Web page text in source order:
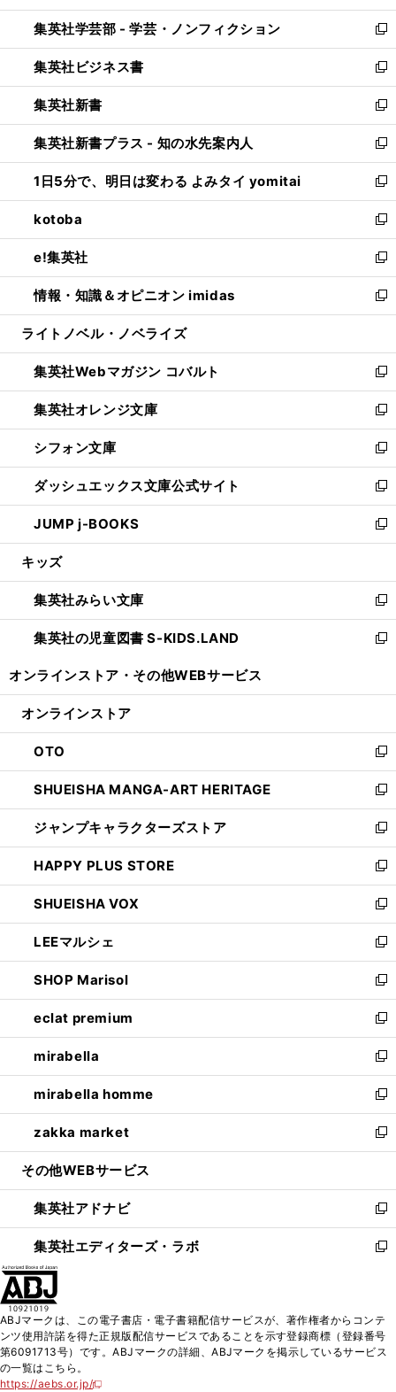
開
く
ウ
で
開
く
ン
ド
ウ
で
開
く
ウ
ィ
ン
ド
ウ
で
開
く
集英社学芸部 - 学芸・ノンフィクション
新
し
い
ウ
ィ
ン
ド
ウ
で
開
く
集英社ビジネス書
新
し
い
ウ
ィ
ン
ド
ウ
で
開
く
集英社新書
新
し
い
ウ
ィ
ン
ド
ウ
で
開
く
集英社新書プラス - 知の水先案内人
新
し
い
ウ
ィ
ン
ド
ウ
で
開
1日5分で、明日は変わる よみタイ yomitai
新
し
い
ウ
ィ
ン
ド
ウ
開
く
kotoba
新
し
い
ウ
ィ
ン
ウ
で
開
く
e!集英社
新
し
い
ウ
ン
ド
ウ
で
開
く
情報・知識＆オピニオン imidas
新
し
ウ
ィ
ン
ド
ウ
で
開
く
ライトノベル・ノベライズ
集英社Webマガジン コバルト
新
し
い
ウ
ィ
ン
ド
ウ
で
開
集英社オレンジ文庫
新
し
い
ウ
ィ
ン
ド
ウ
開
く
シフォン文庫
新
し
い
ウ
ィ
ン
ウ
で
開
く
ダッシュエックス文庫公式サイト
新
し
い
ウ
ン
ド
ウ
で
JUMP j-BOOKS
新
し
ウ
ィ
ン
ド
開
キッズ
集英社みらい文庫
新
し
い
ン
ウ
で
開
く
集英社の児童図書 S-KIDS.LAND
新
ウ
ン
ド
ウ
で
開
く
オンラインストア・ その他WEBサービス
オンラインストア
OTO
新
し
い
ウ
ィ
ン
ド
ウ
で
開
く
SHUEISHA MANGA-ART HERITAGE
新
し
い
ウ
ィ
ン
ド
ウ
で
開
く
ジャンプキャラクターズストア
新
し
い
ウ
ィ
ン
ド
ウ
で
開
く
HAPPY PLUS STORE
新
し
い
ウ
ィ
ン
ド
ウ
で
開
く
SHUEISHA VOX
新
し
い
ウ
ィ
ン
ド
ウ
で
開
く
LEEマルシェ
新
し
い
ウ
ィ
ン
ド
ウ
で
開
く
SHOP Marisol
新
し
い
ウ
ィ
ン
ド
ウ
で
開
eclat premium
新
し
い
ウ
ィ
ン
ド
ウ
開
く
mirabella
新
し
い
ウ
ィ
ン
ウ
で
開
く
mirabella homme
新
し
い
ウ
ン
ド
ウ
で
zakka market
新
し
ウ
ィ
ン
ド
く
その他WEBサービス
集英社アドナビ
新
し
い
ド
ウ
で
集英社エディターズ・ラボ
新
ィ
ン
ド
ABJマークは、この電子書店・電子書籍配信サービスが、著作権者からコンテ
ンツ使用許諾を得た正規版配信サービスであることを示す登録商標（登録番号
第6091713号）です。ABJマークの詳細、ABJマークを掲示しているサービス
の一覧はこちら。
https://aebs.or.jp/
新